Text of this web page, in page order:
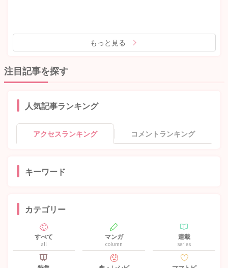
もっと見る
注目記事を探す
人気記事ランキング
アクセスランキング コメントランキング
キーワード
カテゴリー
すべて
all
マンガ
column
連載
series